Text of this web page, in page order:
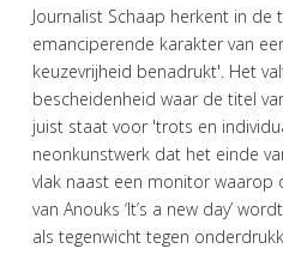
Journalist Schaap herkent in
emanciperende karakter van
keuzevrijheid benadrukt'. Het
bescheidenheid waar de titel
juist staat voor 'trots en
neonkunstwerk dat het einde
vlak naast een monitor waarop
van Anouks ‘It’s a new day’
als tegenwicht tegen